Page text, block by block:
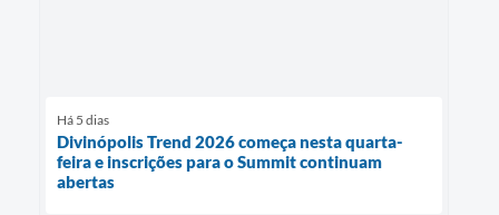
Há 5 dias
Divinópolis Trend 2026 começa nesta quarta-
feira e inscrições para o Summit continuam
abertas